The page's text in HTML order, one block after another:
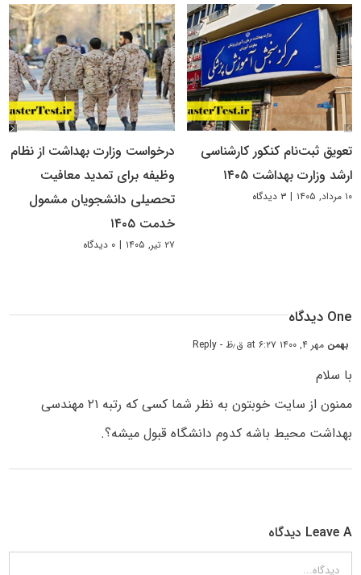
تعویق ثبت‌نام کنکور کارشناسی
ارشد وزارت بهداشت ۱۴۰۵
۱۰ مرداد, ۱۴۰۵ | ۳ دیدگاه
درخواست وزارت بهداشت از نظام
وظیفه برای تمدید معافیت
تحصیلی دانشجویان مشمول
خدمت ۱۴۰۵
۲۷ تیر, ۱۴۰۵ | ۰ دیدگاه
One دیدگاه
بهمن مهر ۴, ۱۴۰۰ at ۶:۲۷ ق٫ظ - Reply
با سلام
ممنون از سایت خوبتون به نظر شما کسی که رتبه ۲۱ مهندسی
بهداشت محیط باشه کدوم دانشگاه قبول میشه؟.
Leave A دیدگاه
دیدگاه